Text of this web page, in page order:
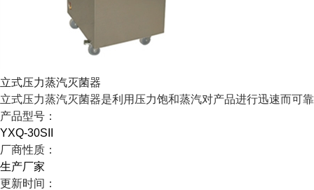
立式压力蒸汽灭菌器
立式压力蒸汽灭菌器是利用压力饱和蒸汽对产品进行迅速而可
产品型号：
YXQ-30SII
厂商性质：
生产厂家
更新时间：